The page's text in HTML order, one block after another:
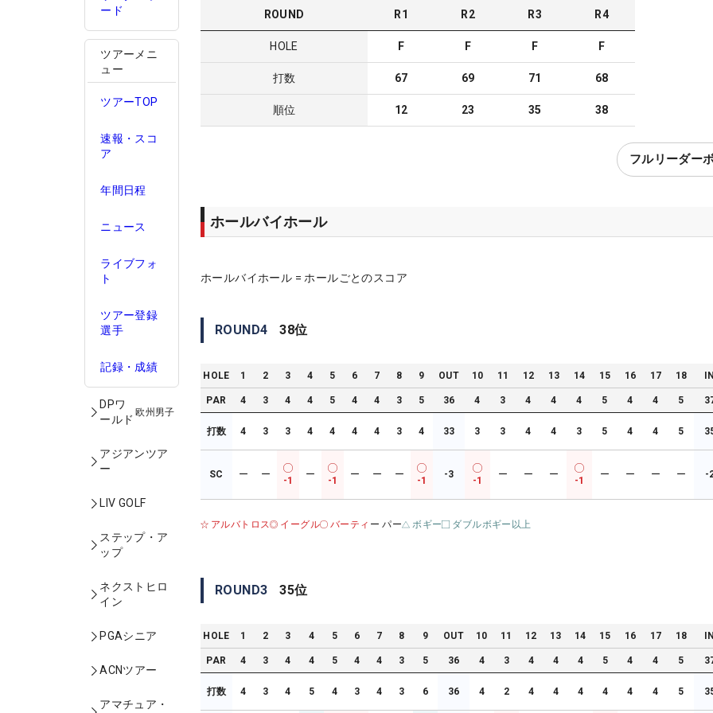
ード
ツアーメニ
ュー
ツアーTOP
速報・スコ
ア
年間日程
ニュース
ライブフォ
ト
ツアー登録
選手
記録・成績
DPワ
ールド
欧州男子
アジアンツア
ー
LIV GOLF
ステップ・ア
ップ
ネクストヒロ
イン
PGAシニア
ACNツアー
アマチュア・
ROUND R1 R2 R3 R4
HOLE F F F F
打数 67 69 71 68
順位 12 23 35 38
フルリーダー
ホールバイホール
ホールバイホール = ホールごとのスコア
ROUND4 38位
HOLE 1 2 3 4 5 6 7 8 9 OUT 10 11 12 13 14 15 16 17 18
PAR 4 3 4 4 5 4 4 3 5 36 4 3 4 4 4 5 4 4 5
打数 4 3 3 4 4 4 4 3 4 33 3 3 4 4 3 5 4 4 5
SC ー ー
-1
ー
-1
ー ー ー
-1
-3
-1
ー ー ー
-1
ー ー ー ー -
アルバトロス イーグル バーティ ー パー ボギー ダブルボギー以上
ROUND3 35位
HOLE 1 2 3 4 5 6 7 8 9 OUT 10 11 12 13 14 15 16 17 18
PAR 4 3 4 4 5 4 4 3 5 36 4 3 4 4 4 5 4 4 5
打数 4 3 4 5 4 3 4 3 6 36 4 2 4 4 4 4 4 4 5